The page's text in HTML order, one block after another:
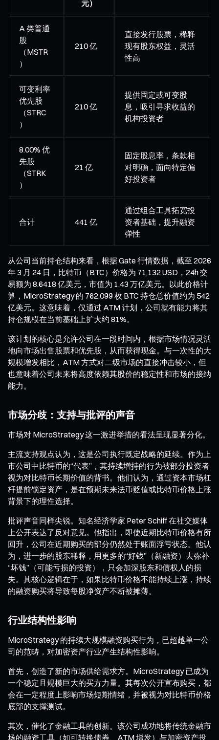
元）
A 类普通
股
（MSTR
）
210 亿
直接发行股票，稀释
现有股东权益，灵活
性高
可变利率
优先股
（STRC
）
210 亿
提供固定或可变股
息，吸引寻求收益的
机构投资者
8.00% 优
先股
（STRK
）
21 亿
固定股息率，条款相
对明确，面向特定偏
好投资者
合计 441 亿
通过组合工具拓宽投
资者基础，提升融资
弹性
从公司当前持仓结构来看，根据 Gate 行情数据，截至 2026
年 3 月 24 日，比特币（BTC）价格为 71,132 USD，24h 交
易额为 8.6418 亿美元，市值为 1.43 万亿美元。以此价格计
算，MicroStrategy 的 762,099 枚 BTC 持仓总价值约为 542
亿美元。这意味着，仅通过 ATM 计划，公司就有能力将其
持仓规模在当前基础上扩大约 81%。
该计划的核心是允许公司在一段时间内，根据市场情况灵活
地向市场出售股票和优先股，从而获得现金。与一次性的大
规模增发相比，ATM 方式对二级市场的直接冲击较小，但
也意味着公司未来将高度依赖其股价的稳定性和市场的接纳
能力。
市场分歧：支持与批评的声音
市场对 MicroStrategy 这一激进举措的看法呈现显著分化。
主流支持观点认为，这是公司执行既定战略的延续。作为上
市公司中比特币的“代表”，其持续增持的行为被部分投资者
视为对比特币长期价值的背书。他们认为，通过资本市场杠
杆提前锁定资产，是在预期未来法币贬值或比特币价格上涨
背景下的理性选择。
批评声音同样尖锐。知名经济学家 Peter Schiff 在社交媒体
上公开表达了反对意见。他指出，即使近期比特币价格有所
回升，公司在近期购买的部分仍然处于账面浮亏状态。他认
为，进一步的股东稀释，用更多的“好钱”（新融资）去弥补
“坏钱”（可能亏损的投资），只会加深股东和债权人的损
失。其核心逻辑在于，如果比特币价格不能持续上涨，持续
的融资购买将导致每股净资产不断被摊薄。
行业结构性影响
MicroStrategy 的持续大规模融资购买行为，已超越单一公
司的范畴，对加密资产行业产生结构性影响。
首先，创造了新的市场供给需求方。MicroStrategy 已成为
一个稳定且规模巨大的买方力量。其每次公开宣布购买，都
会在一定程度上影响市场短期情绪，并被视为对比特币价格
底部的支撑测试。
其次，催化了金融工具的创新。该公司成功地将传统金融市
场的融资工具（如可转换债券、ATM 增发）与加密资产投